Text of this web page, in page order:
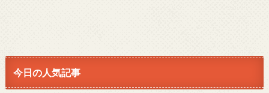
今日の人気記事